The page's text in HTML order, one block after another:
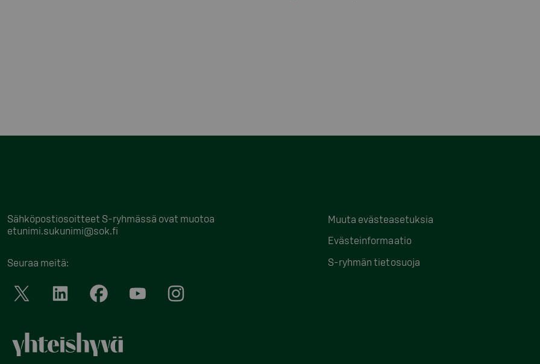
Sähköpostiosoitteet S-ryhmässä ovat muotoa
etunimi.sukunimi@sok.fi
Seuraa meitä:
Muuta evästeasetuksia
Evästeinformaatio
S-ryhmän tietosuoja